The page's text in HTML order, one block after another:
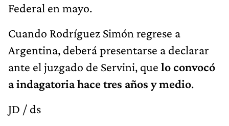
Federal en mayo.
Cuando Rodríguez Simón regrese a
Argentina, deberá presentarse a declarar
ante el juzgado de Servini, que lo convocó
a indagatoria hace tres años y medio.
JD / ds